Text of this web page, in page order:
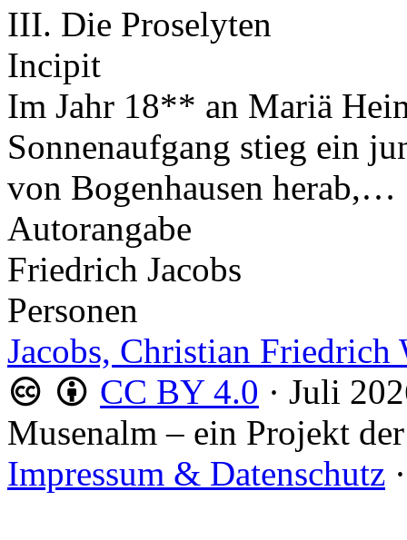
III. Die Proselyten
Incipit
Im Jahr 18** an Mariä
Sonnenaufgang stieg ein
von Bogenhausen herab,…
Autorangabe
Friedrich Jacobs
Personen
Jacobs, Christian Friedrich
CC BY 4.0 · Juli
Musenalm – ein Projekt der
Impressum & Datenschutz ·